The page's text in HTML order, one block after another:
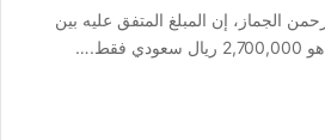
الجماز، إن المبلغ المتفق عليه بين